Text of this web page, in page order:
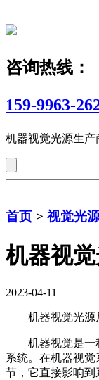
咨询热线：
159-9963-
机器视觉光源生产
首页 > 视觉光
机器视
2023-04-11
机器视觉光源
机器视觉是一种
系统。在机器视
节，它直接影响